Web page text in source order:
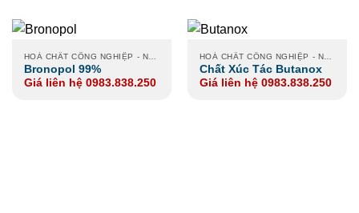
Bronopol 99%
Giá liên hệ 0983.838.250
Chất Xúc Tác Butanox
Giá liên hệ 0983.838.250